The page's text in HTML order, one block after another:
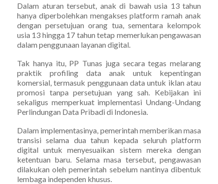
Dalam aturan tersebut, anak di bawah usia 13 tahun
hanya diperbolehkan mengakses platform ramah anak
dengan persetujuan orang tua, sementara kelompok
usia 13 hingga 17 tahun tetap memerlukan pengawasan
dalam penggunaan layanan digital.
Tak hanya itu, PP Tunas juga secara tegas melarang
praktik profiling data anak untuk kepentingan
komersial, termasuk penggunaan data untuk iklan atau
promosi tanpa persetujuan yang sah. Kebijakan ini
sekaligus memperkuat implementasi Undang-Undang
Perlindungan Data Pribadi di Indonesia.
Dalam implementasinya, pemerintah memberikan masa
transisi selama dua tahun kepada seluruh platform
digital untuk menyesuaikan sistem mereka dengan
ketentuan baru. Selama masa tersebut, pengawasan
dilakukan oleh pemerintah sebelum nantinya dibentuk
lembaga independen khusus.